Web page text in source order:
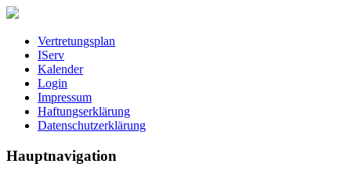
Vertretungsplan
IServ
Kalender
Login
Impressum
Haftungserklärung
Datenschutzerklärung
Hauptnavigation